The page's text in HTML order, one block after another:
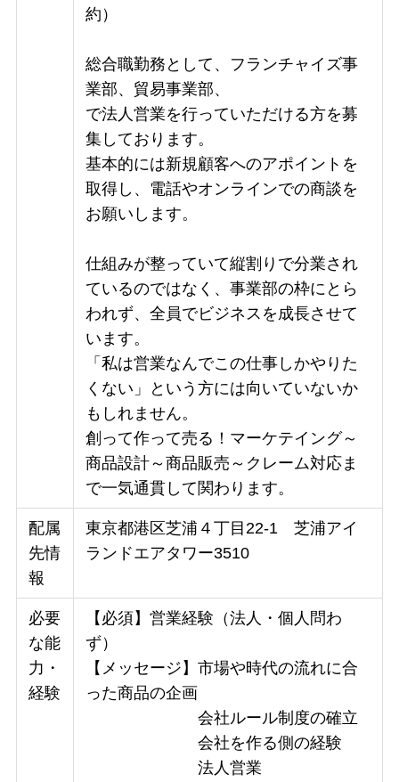
約）
総合職勤務として、フランチャイズ事
業部、貿易事業部、
で法人営業を行っていただける方を募
集しております。
基本的には新規顧客へのアポイントを
取得し、電話やオンラインでの商談を
お願いします。
仕組みが整っていて縦割りで分業され
ているのではなく、事業部の枠にとら
われず、全員でビジネスを成長させて
います。
「私は営業なんでこの仕事しかやりた
くない」という方には向いていないか
もしれません。
創って作って売る！マーケテイング～
商品設計～商品販売～クレーム対応ま
で一気通貫して関わります。
配属
先情
報
東京都港区芝浦４丁目22-1 芝浦アイ
ランドエアタワー3510
必要
な能
力・
経験
【必須】営業経験（法人・個人問わ
ず）
【メッセージ】市場や時代の流れに合
った商品の企画
会社ルール制度の確立
会社を作る側の経験
法人営業